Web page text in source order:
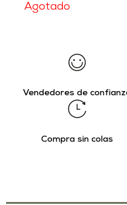
Agotado
Vendedores de
Compra sin colas